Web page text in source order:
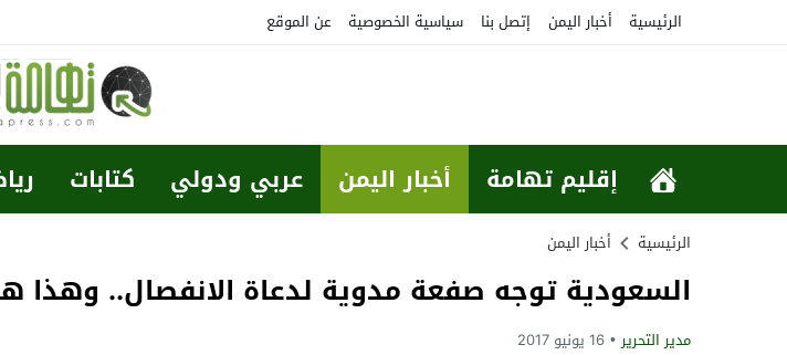
الرئيسية أخبار اليمن إتصل بنا سياسية الخصوصية عن الموقع
إقليم تهامة أخبار اليمن عربي ودولي كتابات
الرئيسية أخبار اليمن
السعودية توجه صفعة مدوية لدعاة الانفصال.. وهذا
مدير التحرير 16 يونيو 2017